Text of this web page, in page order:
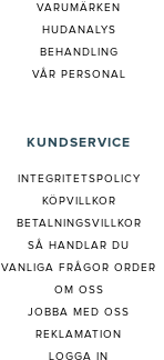
VARUMÄRKEN
HUDANALYS
BEHANDLING
VÅR PERSONAL
KUNDSERVICE
INTEGRITETSPOLICY
KÖPVILLKOR
BETALNINGSVILLKOR
SÅ HANDLAR DU
VANLIGA FRÅGOR ORDER
OM OSS
JOBBA MED OSS
REKLAMATION
LOGGA IN